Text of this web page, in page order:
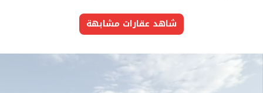
شاهد عقارات مشابهة